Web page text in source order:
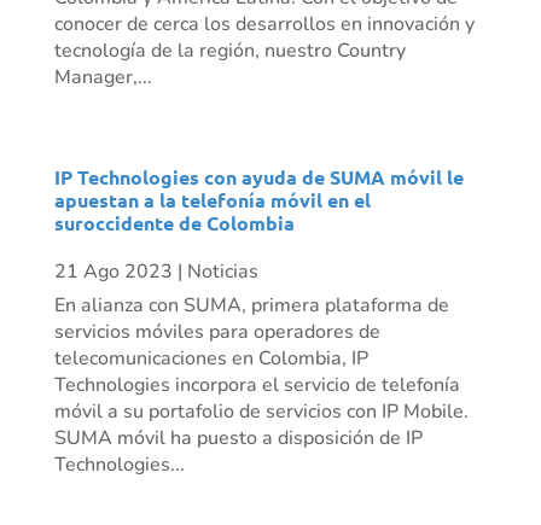
conocer de cerca los desarrollos en innovación y
tecnología de la región, nuestro Country
Manager,...
IP Technologies con ayuda de SUMA móvil le
apuestan a la telefonía móvil en el
suroccidente de Colombia
21 Ago 2023 | Noticias
En alianza con SUMA, primera plataforma de
servicios móviles para operadores de
telecomunicaciones en Colombia, IP
Technologies incorpora el servicio de telefonía
móvil a su portafolio de servicios con IP Mobile.
SUMA móvil ha puesto a disposición de IP
Technologies...